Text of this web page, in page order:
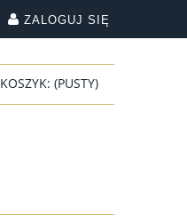
ZALOGUJ SIĘ
KOSZYK: (PUSTY)